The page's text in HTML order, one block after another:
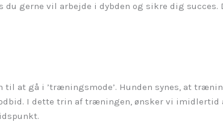
gerne vil arbejde i dybden og sikre dig
at gå i ’træningsmode’. Hunden synes, at
I dette trin af træningen, ønsker vi imidlertid